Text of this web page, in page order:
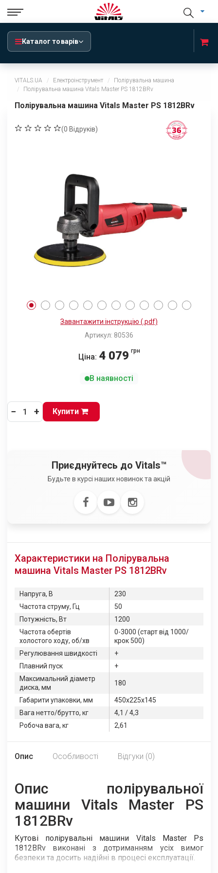
Каталог товарів
VITALS.UA Електроінструмент
Полірувальна машина
Полірувальна машина Vitals Master PS 1812BRv
Полірувальна машина Vitals Master PS 1812BRv
(0 Відруків)
Завантажити інструкцію (.pdf)
Артикул: 80536
Ціна: 4 079 грн
В наявності
− + Купити
Приєднуйтесь до Vitals™
Будьте в курсі наших новинок та акцій
Характеристики на Полірувальна
машина Vitals Master PS 1812BRv
Напруга, В
230
Частота струму, Гц
50
Потужність, Вт
1200
Частота обертів
холостого ходу, об/хв
0-3000 (старт від 1000/
крок 500)
Регулювання швидкості
+
Плавний пуск
+
Максимальний діаметр
диска, мм
180
Габарити упаковки, мм
450х225х145
Вага нетто/брутто, кг
4,1 / 4,3
Робоча вага, кг
2,61
Опис Особливості Відгуки (0)
Опис полірувальної
машини Vitals Master PS
1812BRv
Кутові полірувальні машини Vitals Master Ps
1812BRv виконані з дотриманням усіх вимог
безпеки та досить надійні в процесі експлуатації.